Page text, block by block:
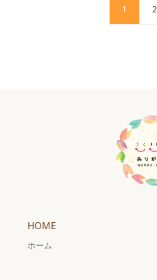
1 2
HOME
ホーム